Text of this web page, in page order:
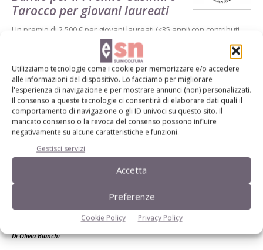
Utilizziamo tecnologie come i cookie per memorizzare e/o accedere
alle informazioni del dispositivo. Lo facciamo per migliorare
l'esperienza di navigazione e per mostrare annunci (non) personalizzati.
Il consenso a queste tecnologie ci consentirà di elaborare dati quali il
comportamento di navigazione o gli ID univoci su questo sito. Il
mancato consenso o la revoca del consenso possono influire
negativamente su alcune caratteristiche e funzioni.
Gestisci servizi
Accetta
Preferenze
Cookie Policy Privacy Policy
Tarocco per giovani laureati
Un premio di 2.500 € per giovani laureati (≤35 anni) con contributi
significativi in suinicoltura. Candidature entro 28 febbraio 2026. Il
vincitore presenterà la ricerca al Meeting annuale Sipas
DiRedazione Suinicoltura
DOCUMENTI 9 Dicembre 2025
Consultazione Ue sul
benessere animale: scadenza il
12 dicembre
La Commissione europea raccoglie contributi sulla revisione della
normativa sul benessere negli allevamenti, inclusa la possibile
eliminazione delle gabbie. Informazioni e accesso al questionario
sono disponibili al link indicato.
Di Olivia Bianchi-